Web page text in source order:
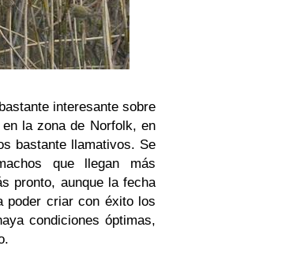
bastante interesante sobre
la zona de Norfolk, en
bastante llamativos. Se
que llegan más
pronto, aunque la fecha
poder criar con éxito los
condiciones óptimas,